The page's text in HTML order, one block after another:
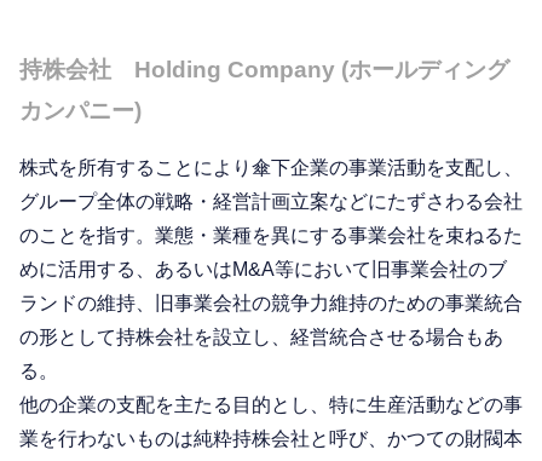
持株会社 Holding Company (ホールディング
カンパニー)
株式を所有することにより傘下企業の事業活動を支配し、
グループ全体の戦略・経営計画立案などにたずさわる会社
のことを指す。業態・業種を異にする事業会社を束ねるた
めに活用する、あるいはM&A等において旧事業会社のブ
ランドの維持、旧事業会社の競争力維持のための事業統合
の形として持株会社を設立し、経営統合させる場合もあ
る。
他の企業の支配を主たる目的とし、特に生産活動などの事
業を行わないものは純粋持株会社と呼び、かつての財閥本